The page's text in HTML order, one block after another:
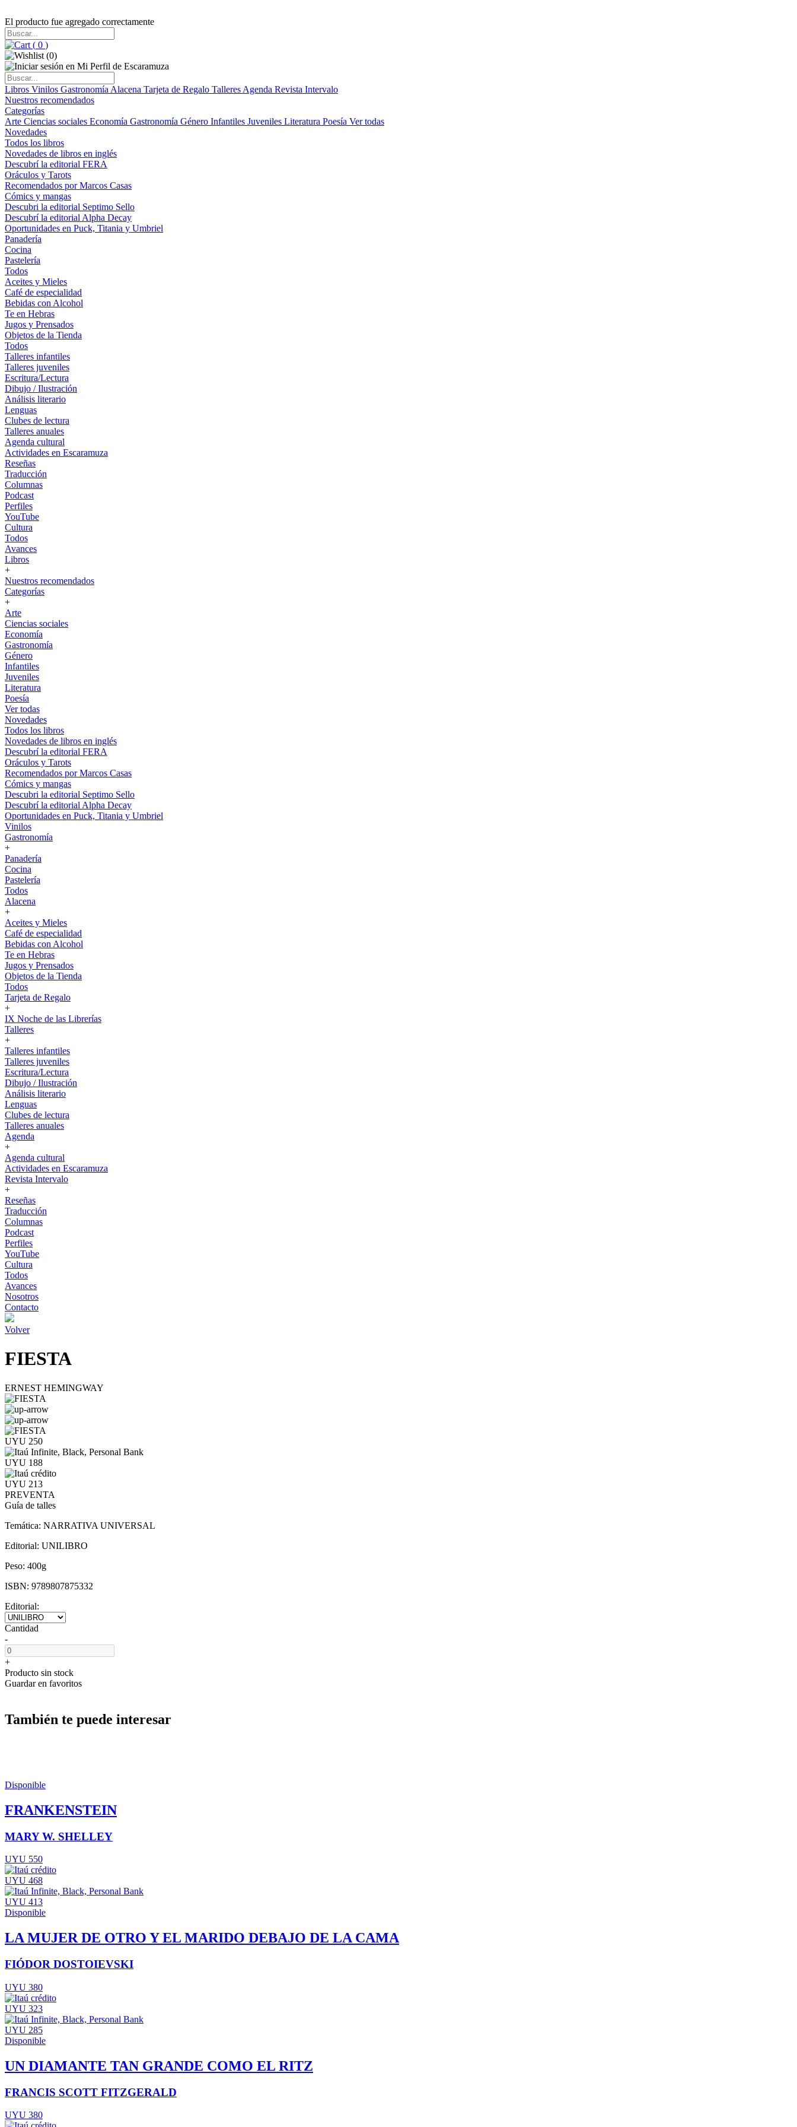
El producto fue agregado correctamente
( 0 )
(0)
Libros Vinilos Gastronomía Alacena Tarjeta de Regalo Talleres Agenda Revista Intervalo
Nuestros recomendados
Categorías
Arte Ciencias sociales Economía Gastronomía Género Infantiles Juveniles Literatura Poesía Ver todas
Novedades
Todos los libros
Novedades de libros en inglés
Descubrí la editorial FERA
Oráculos y Tarots
Recomendados por Marcos Casas
Cómics y mangas
Descubri la editorial Septimo Sello
Descubrí la editorial Alpha Decay
Oportunidades en Puck, Titania y Umbriel
Panadería
Cocina
Pastelería
Todos
Aceites y Mieles
Café de especialidad
Bebidas con Alcohol
Te en Hebras
Jugos y Prensados
Objetos de la Tienda
Todos
Talleres infantiles
Talleres juveniles
Escritura/Lectura
Dibujo / Ilustración
Análisis literario
Lenguas
Clubes de lectura
Talleres anuales
Agenda cultural
Actividades en Escaramuza
Reseñas
Traducción
Columnas
Podcast
Perfiles
YouTube
Cultura
Todos
Avances
Libros
+
Nuestros recomendados
Categorías
+
Arte
Ciencias sociales
Economía
Gastronomía
Género
Infantiles
Juveniles
Literatura
Poesía
Ver todas
Novedades
Todos los libros
Novedades de libros en inglés
Descubrí la editorial FERA
Oráculos y Tarots
Recomendados por Marcos Casas
Cómics y mangas
Descubri la editorial Septimo Sello
Descubrí la editorial Alpha Decay
Oportunidades en Puck, Titania y Umbriel
Vinilos
Gastronomía
+
Panadería
Cocina
Pastelería
Todos
Alacena
+
Aceites y Mieles
Café de especialidad
Bebidas con Alcohol
Te en Hebras
Jugos y Prensados
Objetos de la Tienda
Todos
Tarjeta de Regalo
+
IX Noche de las Librerías
Talleres
+
Talleres infantiles
Talleres juveniles
Escritura/Lectura
Dibujo / Ilustración
Análisis literario
Lenguas
Clubes de lectura
Talleres anuales
Agenda
+
Agenda cultural
Actividades en Escaramuza
Revista Intervalo
+
Reseñas
Traducción
Columnas
Podcast
Perfiles
YouTube
Cultura
Todos
Avances
Nosotros
Contacto
Volver
FIESTA
ERNEST HEMINGWAY
UYU 250
UYU 188
UYU 213
PREVENTA
Guía de talles
Temática: NARRATIVA UNIVERSAL
Editorial: UNILIBRO
Peso: 400g
ISBN: 9789807875332
Editorial:
Cantidad
-
+
Producto sin stock
Guardar en favoritos
También te puede interesar
Disponible
FRANKENSTEIN
MARY W. SHELLEY
UYU 550
UYU 468
UYU 413
Disponible
LA MUJER DE OTRO Y EL MARIDO DEBAJO DE LA CAMA
FIÓDOR DOSTOIEVSKI
UYU 380
UYU 323
UYU 285
Disponible
UN DIAMANTE TAN GRANDE COMO EL RITZ
FRANCIS SCOTT FITZGERALD
UYU 380